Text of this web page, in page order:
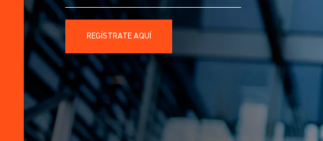
REGÍSTRATE AQUÍ